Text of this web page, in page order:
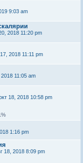
9:03 am
2018 11:20 pm
2018 11:11 pm
11:05 am
18, 2018 10:58 pm
1:16 pm
18, 2018 8:09 pm